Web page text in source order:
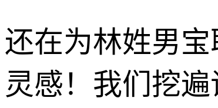
还在为林姓男
灵感！我们挖